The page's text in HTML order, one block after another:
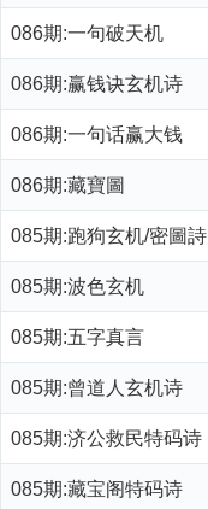
086期:一句破天机
086期:赢钱诀玄机诗
086期:一句话赢大钱
086期:藏寶圖
085期:跑狗玄机/密圖詩
085期:波色玄机
085期:五字真言
085期:曾道人玄机诗
085期:济公救民特码诗
085期:藏宝阁特码诗